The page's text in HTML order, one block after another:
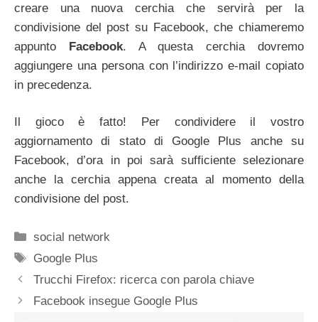
creare una nuova cerchia che servirà per la
condivisione del post su Facebook, che chiameremo
appunto Facebook. A questa cerchia dovremo
aggiungere una persona con l’indirizzo e-mail copiato
in precedenza.
Il gioco è fatto! Per condividere il vostro
aggiornamento di stato di Google Plus anche su
Facebook, d’ora in poi sarà sufficiente selezionare
anche la cerchia appena creata al momento della
condivisione del post.
Categorie
social network
Tag
Google Plus
Trucchi Firefox: ricerca con parola chiave
Facebook insegue Google Plus